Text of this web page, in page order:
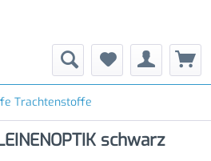
Trachtenstoffe
schwarz